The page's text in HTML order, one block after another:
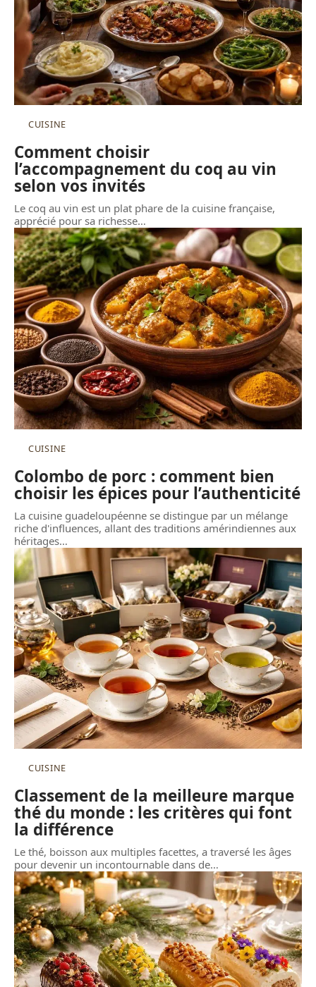
CUISINE
Comment choisir
l’accompagnement du coq au vin
selon vos invités
Le coq au vin est un plat phare de la cuisine française,
apprécié pour sa richesse…
CUISINE
Colombo de porc : comment bien
choisir les épices pour l’authenticité
La cuisine guadeloupéenne se distingue par un mélange
riche d'influences, allant des traditions amérindiennes aux
héritages…
CUISINE
Classement de la meilleure marque
thé du monde : les critères qui font
la différence
Le thé, boisson aux multiples facettes, a traversé les âges
pour devenir un incontournable dans de…